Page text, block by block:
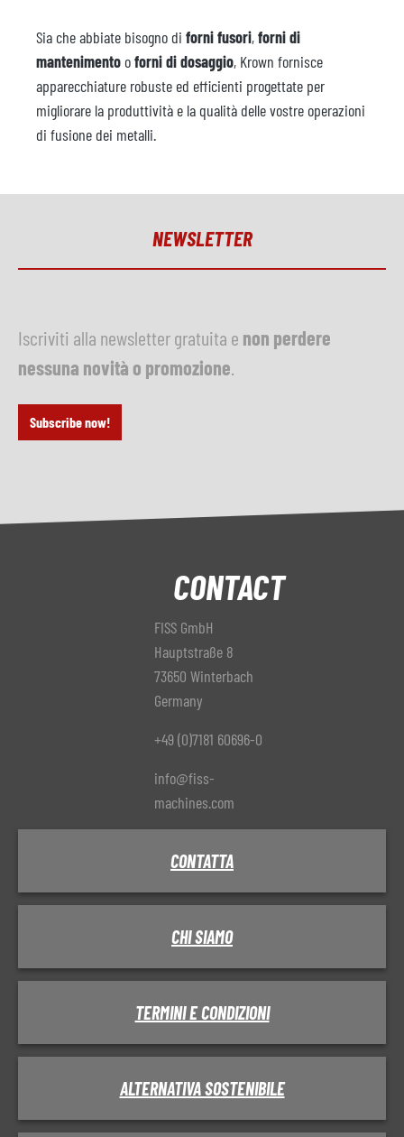
Sia che abbiate bisogno di forni fusori,forni di
mantenimento oforni di dosaggio, Krown fornisce
apparecchiature robuste ed efficienti progettate per
migliorare la produttività e la qualità delle vostre operazioni
di fusione dei metalli.
NEWSLETTER
Iscriviti alla newsletter gratuita e non perdere
nessuna novità o promozione
Subscribe now!
CONTACT
FISS GmbH
Hauptstraße 8
73650 Winterbach
Germany
+49 (0)7181 60696-0
info@fiss-
machines.com
CONTATTA
CHI SIAMO
TERMINI E CONDIZIONI
ALTERNATIVA SOSTENIBILE